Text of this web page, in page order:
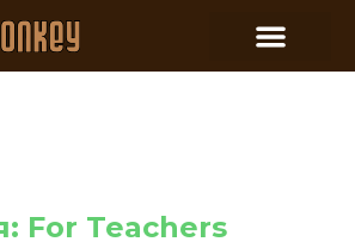
For Teachers